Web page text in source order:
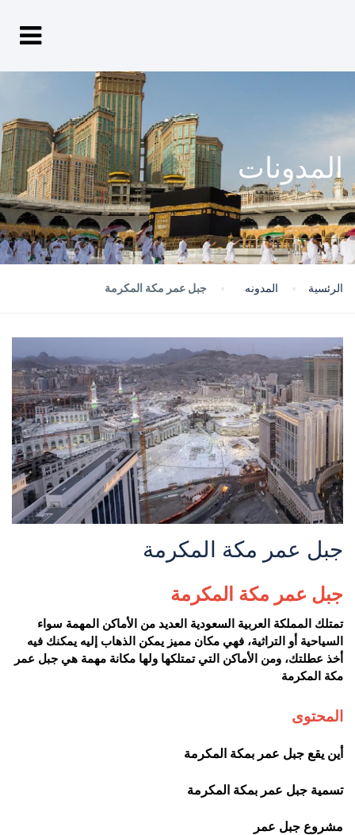
المدونات
الرئسية المدونه جبل عمر مكة المكرمة
جبل عمر مكة المكرمة
جبل عمر مكة المكرمة
تمتلك المملكة العربية السعودية العديد من الأماكن المهمة سواء
السياحية أو التراثية، فهي مكان مميز يمكن الذهاب إليه يمكنك فيه
أخذ عطلتك، ومن الأماكن التي تمتلكها ولها مكانة مهمة هي جبل عمر
مكة المكرمة
المحتوى
أين يقع جبل عمر بمكة المكرمة
تسمية جبل عمر بمكة المكرمة
مشروع جبل عمر